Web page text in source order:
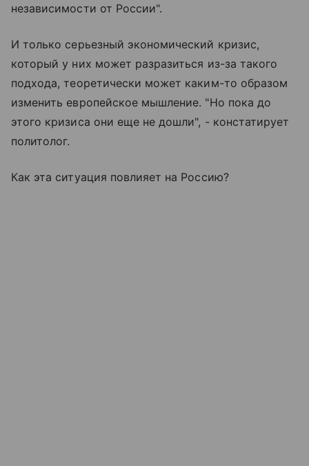
независимости от России".
И только серьезный экономический кризис,
который у них может разразиться из-за такого
подхода, теоретически может каким-то образом
изменить европейское мышление. "Но пока до
этого кризиса они еще не дошли", - констатирует
политолог.
Как эта ситуация повлияет на Россию?